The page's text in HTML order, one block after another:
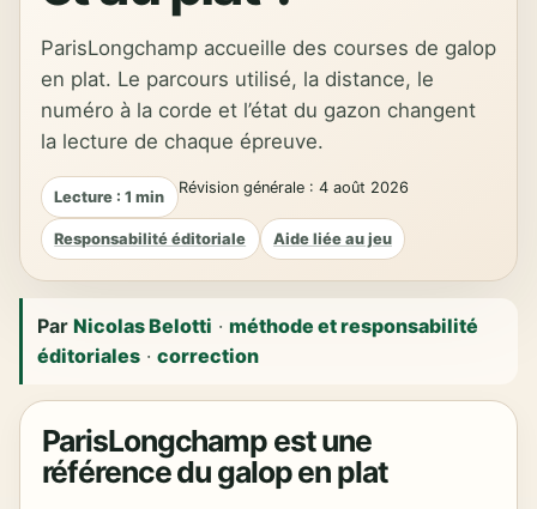
ParisLongchamp accueille des courses de galop
en plat. Le parcours utilisé, la distance, le
numéro à la corde et l’état du gazon changent
la lecture de chaque épreuve.
Lecture : 1 min Révision générale : 4 août 2026
Responsabilité éditoriale Aide liée au jeu
ParNicolas Belotti ·méthode et responsabilité
éditoriales ·correction
ParisLongchamp est une
référence du galop en plat